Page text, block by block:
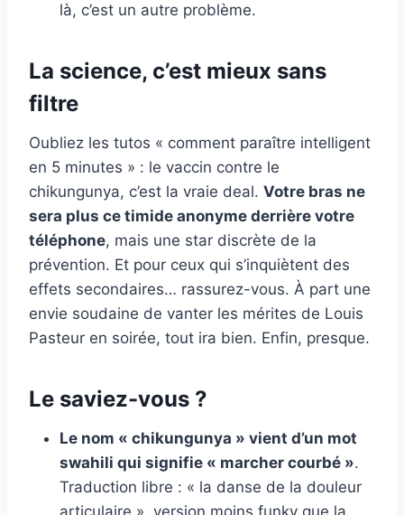
là, c’est un autre problème.
La science, c’est mieux sans
filtre
Oubliez les tutos « comment paraître intelligent
en 5 minutes » : le vaccin contre le
chikungunya, c’est la vraie deal. Votre bras ne
sera plus ce timide anonyme derrière votre
téléphone, mais une star discrète de la
prévention. Et pour ceux qui s’inquiètent des
effets secondaires… rassurez-vous. À part une
envie soudaine de vanter les mérites de Louis
Pasteur en soirée, tout ira bien. Enfin, presque.
Le saviez-vous ?
Le nom « chikungunya » vient d’un mot
swahili qui signifie « marcher courbé ».
Traduction libre : « la danse de la douleur